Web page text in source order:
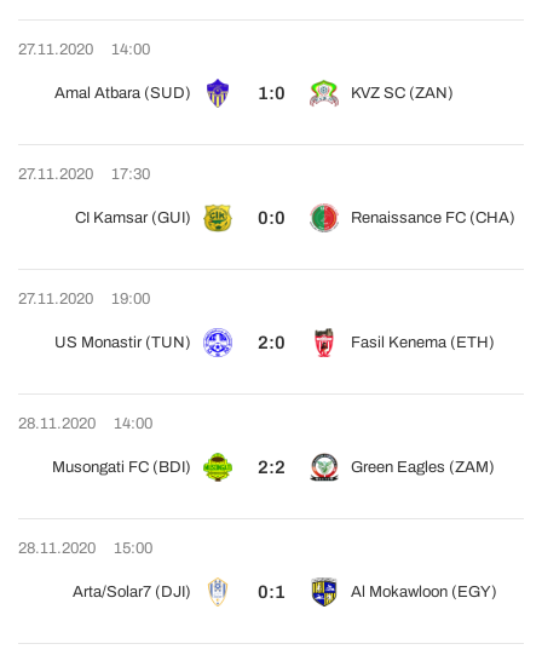
27.11.2020 14:00
Amal Atbara (SUD) 1:0 KVZ SC (ZAN)
27.11.2020 17:30
CI Kamsar (GUI) 0:0 Renaissance FC (CHA)
27.11.2020 19:00
US Monastir (TUN) 2:0 Fasil Kenema (ETH)
28.11.2020 14:00
Musongati FC (BDI) 2:2 Green Eagles (ZAM)
28.11.2020 15:00
Arta/Solar7 (DJI) 0:1 Al Mokawloon (EGY)